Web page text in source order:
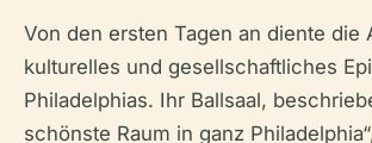
Von den ersten Tagen an diente die
kulturelles und gesellschaftliches
Philadelphias. Ihr Ballsaal,
schönste Raum in ganz